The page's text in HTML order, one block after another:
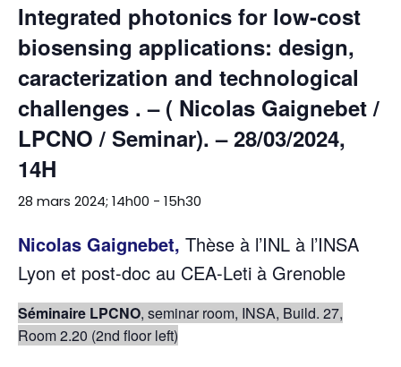
Integrated photonics for low-cost
biosensing applications: design,
caracterization and technological
challenges . – ( Nicolas Gaignebet /
LPCNO / Seminar). – 28/03/2024,
14H
28 mars 2024; 14h00 - 15h30
Nicolas Gaignebet, Thèse à l’INL à l’INSA
Lyon et post-doc au CEA-Leti à Grenoble
Séminaire LPCNO, seminar room, INSA, Build. 27,
Room 2.20 (2nd floor left)